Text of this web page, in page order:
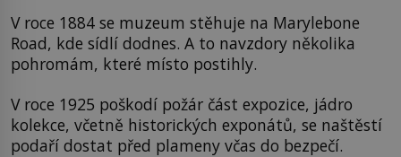
V roce 1884 se muzeum stěhuje na Marylebone
Road, kde sídlí dodnes. A to navzdory několika
pohromám, které místo postihly.
V roce 1925 poškodí požár část expozice, jádro
kolekce, včetně historických exponátů, se naštěstí
podaří dostat před plameny včas do bezpečí.